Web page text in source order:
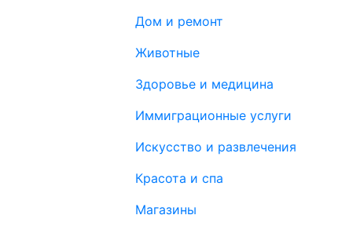
Дом и ремонт
Животные
Здоровье и медицина
Иммиграционные услуги
Искусство и развлечения
Красота и спа
Магазины